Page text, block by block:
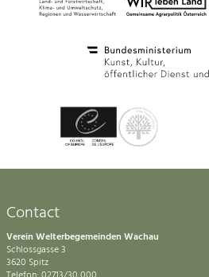
Contact
Verein Welterbegemeinden Wachau
Schlossgasse 3
3620 Spitz